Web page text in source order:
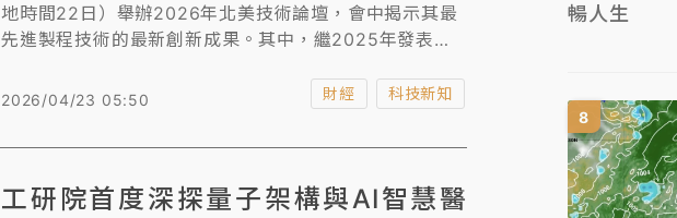
地時間22日）舉辦2026年北美技術論壇，會中揭示其最
先進製程技術的最新創新成果。其中，繼2025年發表業
將新推出的A13製程技術直接升級，較A14面積縮小6%，
更高效的設計，以滿足客戶對下 一代人工智慧、高效能運
2026/04/23 05:50 財經 科技新知
工研院首度深探量子架構與AI智慧醫
暢人生